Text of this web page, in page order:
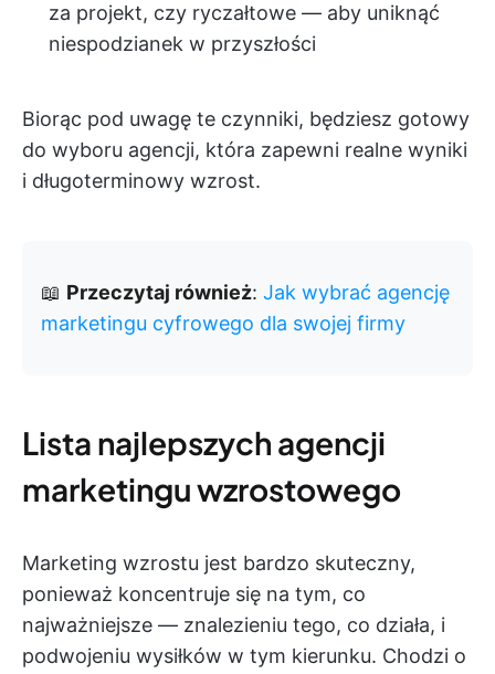
za projekt, czy ryczałtowe — aby uniknąć
niespodzianek w przyszłości
Biorąc pod uwagę te czynniki, będziesz gotowy
do wyboru agencji, która zapewni realne wyniki
i długoterminowy wzrost.
📖 Przeczytaj również: Jak wybrać agencję
marketingu cyfrowego dla swojej firmy
Lista najlepszych agencji
marketingu wzrostowego
Marketing wzrostu jest bardzo skuteczny,
ponieważ koncentruje się na tym, co
najważniejsze — znalezieniu tego, co działa, i
podwojeniu wysiłków w tym kierunku. Chodzi o